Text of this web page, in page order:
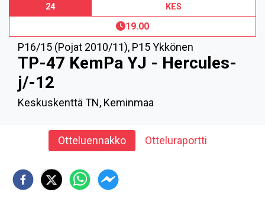
24 KES
19.00
P16/15 (Pojat 2010/11), P15 Ykkönen
TP-47 KemPa YJ - Hercules-
j/-12
Keskuskenttä TN, Keminmaa
Otteluennakko Otteluraportti